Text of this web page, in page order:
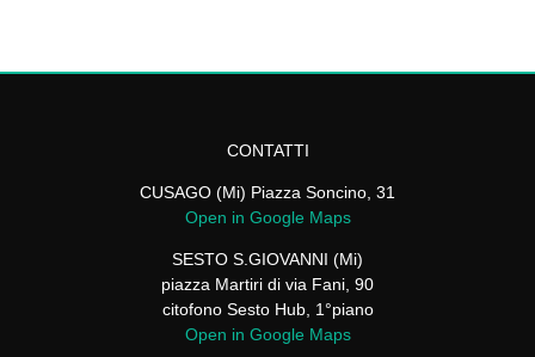
CONTATTI
CUSAGO (Mi) Piazza Soncino, 31
Open in Google Maps
SESTO S.GIOVANNI (Mi)
piazza Martiri di via Fani, 90
citofono Sesto Hub, 1°piano
Open in Google Maps